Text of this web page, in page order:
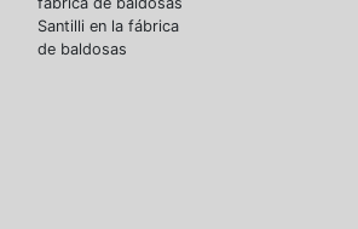
Santilli en la fábrica
de baldosas